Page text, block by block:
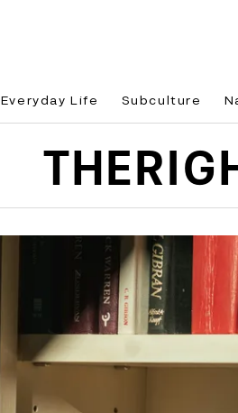
Everyday Life Subculture